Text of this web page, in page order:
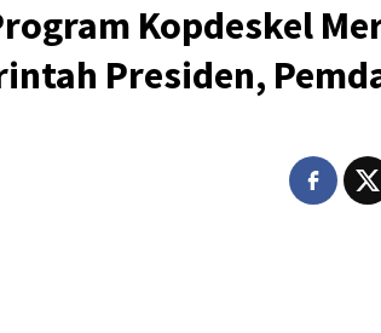
Kopdeskel
Presiden,